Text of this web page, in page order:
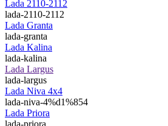
Lada 2110-2112
lada-2110-2112
Lada Granta
lada-granta
Lada Kalina
lada-kalina
Lada Largus
lada-largus
Lada Niva 4х4
lada-niva-4%d1%854
Lada Priora
lada-priora